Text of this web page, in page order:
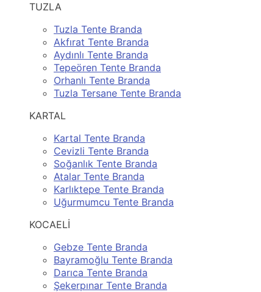
TUZLA
Tuzla Tente Branda
Akfırat Tente Branda
Aydınlı Tente Branda
Tepeören Tente Branda
Orhanlı Tente Branda
Tuzla Tersane Tente Branda
KARTAL
Kartal Tente Branda
Cevizli Tente Branda
Soğanlık Tente Branda
Atalar Tente Branda
Karlıktepe Tente Branda
Uğurmumcu Tente Branda
KOCAELİ
Gebze Tente Branda
Bayramoğlu Tente Branda
Darıca Tente Branda
Şekerpınar Tente Branda